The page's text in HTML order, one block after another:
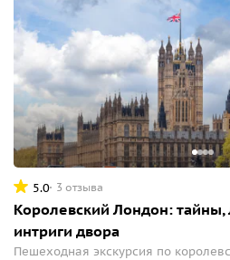
5.0 3 отзыва
Королевский Лондон: тайны,
интриги двора
Пешеходная экскурсия по